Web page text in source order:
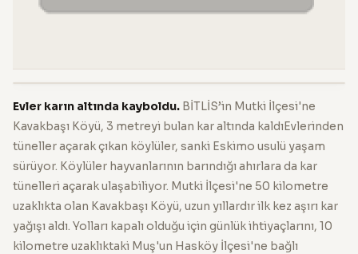
Evler karın altında kayboldu. BİTLİS’in Mutki İlçesi'ne
Kavakbaşı Köyü, 3 metreyi bulan kar altında kaldıEvlerinden
tüneller açarak çıkan köylüler, sanki Eskimo usulü yaşam
sürüyor. Köylüler hayvanlarının barındığı ahırlara da kar
tünelleri açarak ulaşabiliyor. Mutki İlçesi'ne 50 kilometre
uzaklıkta olan Kavakbaşı Köyü, uzun yıllardır ilk kez aşırı kar
yağışı aldı. Yolları kapalı olduğu için günlük ihtiyaçlarını, 10
kilometre uzaklıktaki Muş'un Hasköy İlçesi'ne bağlı